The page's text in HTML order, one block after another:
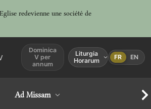
redevienne une société de
Dominica
V per
annum
Liturgia
Horarum
FR EN
Ad Missam